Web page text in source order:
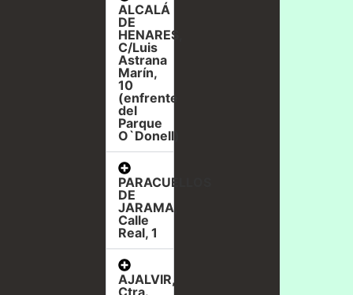
ALCALÁ
DE
HENARES,
C/Luis
Astrana
Marín,
10
(enfrente
del
Parque
O`Donell)
PARACUELLOS
DE
JARAMA,
Calle
Real, 1
AJALVIR,
Ctra.